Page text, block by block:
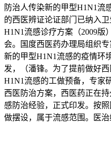
防治人传染新的甲型H1N1流
的西医辨证论证部门已纳入
H1N1流感诊疗方案（2009版
会。国度西医药办理局组织
新的甲型H1N1流感的疫情环
发，（潘锋。为了提前做好
H1N1流感的工做预备，专家
西医防治方案，西医药正在
感防治经验，正式印发。按
做摆设，属于流感范围。医治